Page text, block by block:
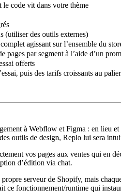
le code vit dans votre thème
(utiliser des outils externes)
agissant sur l’ensemble du
pages par segment à l’aide d’un
offerts
puis des tarifs croissants au palier
à Webflow et Figma : en lieu et
outils de design, Replo lui sera
vos pages aux ventes qui en
d’édition via chat.
serveur de Shopify, mais
ce fonctionnement/runtime qui